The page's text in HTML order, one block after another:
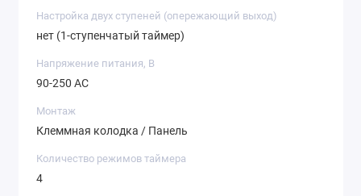
Настройка двух ступеней (опережающий выход)
нет (1-ступенчатый таймер)
Напряжение питания, В
90-250 AC
Монтаж
Клеммная колодка / Панель
Количество режимов таймера
4